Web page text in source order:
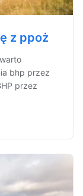
z ppoż
bhp przez
przez